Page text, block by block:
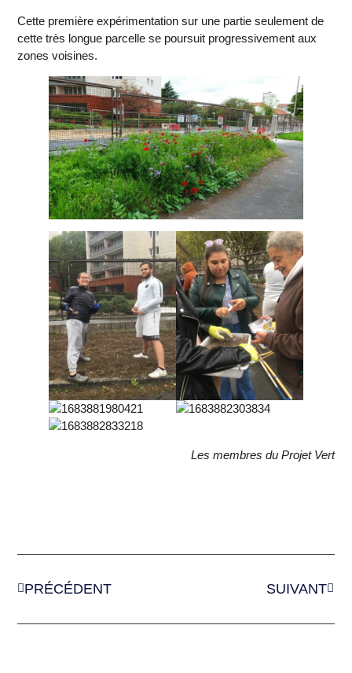
Cette première expérimentation sur une partie seulement de
cette très longue parcelle se poursuit progressivement aux
zones voisines.
Les membres du Projet Vert
PRÉCÉDENT SUIVANT